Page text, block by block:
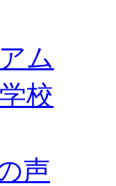
ム
校
声